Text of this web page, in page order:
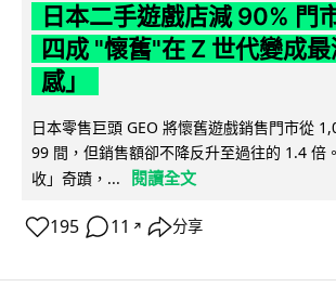
日本二手遊戲店減 90% 門
四成 "懷舊"在 Z 世代變成
感」
日本零售巨頭 GEO 將懷舊遊戲銷售門市從
99 間，但銷售額卻不降反升至過往的 1.4 倍
收」奇蹟，...
閱讀全文
195 11 ↗ 分享